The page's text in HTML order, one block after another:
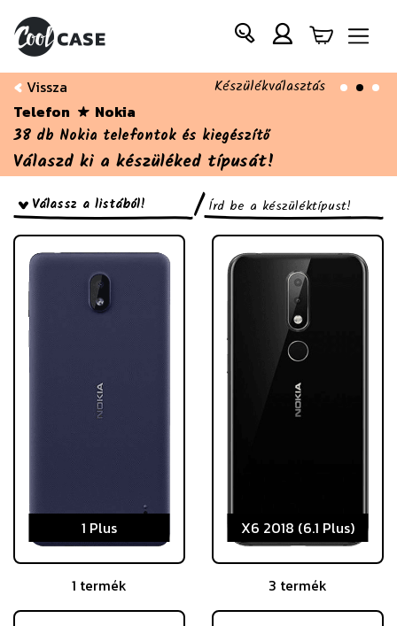
Vissza Készülékválasztás
Telefon Nokia
38 db Nokia telefontok és kiegészítő
Válaszd ki a készüléked típusát!
Válassz a listából! /
1 Plus
1 termék
X6 2018 (6.1 Plus)
3 termék